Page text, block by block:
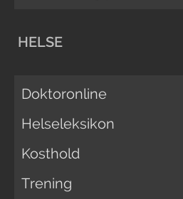
HELSE
Doktoronline
Helseleksikon
Kosthold
Trening